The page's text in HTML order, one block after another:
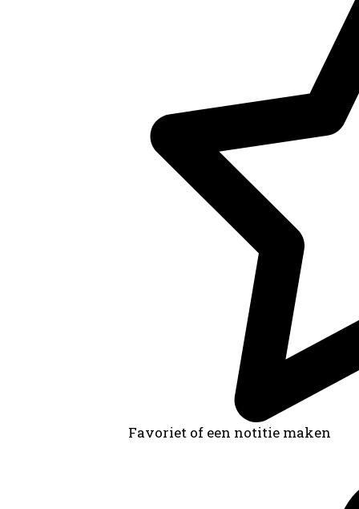
Favoriet of een notitie maken